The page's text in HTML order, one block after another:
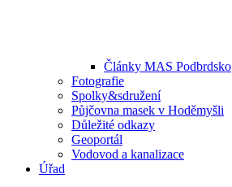
Články MAS Podbrdsko
Fotografie
Spolky&sdružení
Půjčovna masek v Hoděmyšli
Důležité odkazy
Geoportál
Vodovod a kanalizace
Úřad